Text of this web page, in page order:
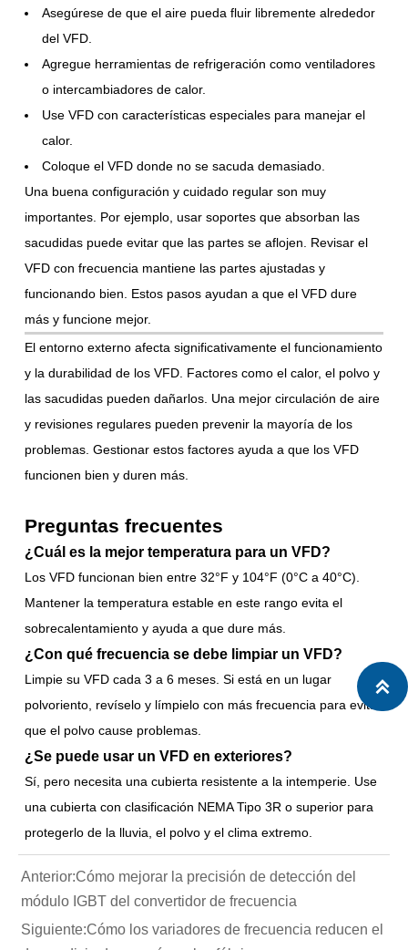
Asegúrese de que el aire pueda fluir libremente alrededor
del VFD.
Agregue herramientas de refrigeración como ventiladores
o intercambiadores de calor.
Use VFD con características especiales para manejar el
calor.
Coloque el VFD donde no se sacuda demasiado.
Una buena configuración y cuidado regular son muy
importantes. Por ejemplo, usar soportes que absorban las
sacudidas puede evitar que las partes se aflojen. Revisar el
VFD con frecuencia mantiene las partes ajustadas y
funcionando bien. Estos pasos ayudan a que el VFD dure
más y funcione mejor.
El entorno externo afecta significativamente el funcionamiento
y la durabilidad de los VFD. Factores como el calor, el polvo y
las sacudidas pueden dañarlos. Una mejor circulación de aire
y revisiones regulares pueden prevenir la mayoría de los
problemas. Gestionar estos factores ayuda a que los VFD
funcionen bien y duren más.
Preguntas frecuentes
¿Cuál es la mejor temperatura para un VFD?
Los VFD funcionan bien entre 32°F y 104°F (0°C a 40°C).
Mantener la temperatura estable en este rango evita el
sobrecalentamiento y ayuda a que dure más.
¿Con qué frecuencia se debe limpiar un VFD?
Limpie su VFD cada 3 a 6 meses. Si está en un lugar
polvoriento, revíselo y límpielo con más frecuencia para evitar
que el polvo cause problemas.
¿Se puede usar un VFD en exteriores?
Sí, pero necesita una cubierta resistente a la intemperie. Use
una cubierta con clasificación NEMA Tipo 3R o superior para
protegerlo de la lluvia, el polvo y el clima extremo.
Anterior:Cómo mejorar la precisión de detección del
módulo IGBT del convertidor de frecuencia
Siguiente:Cómo los variadores de frecuencia reducen el
